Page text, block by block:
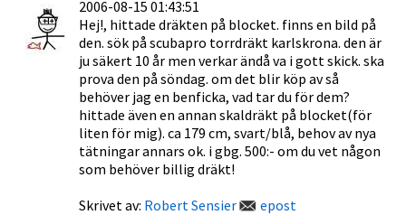
2006-08-15 01:43:51
Hej!, hittade dräkten på blocket. finns en bild på
den. sök på scubapro torrdräkt karlskrona. den är
ju säkert 10 år men verkar ändå va i gott skick. ska
prova den på söndag. om det blir köp av så
behöver jag en benficka, vad tar du för dem?
hittade även en annan skaldräkt på blocket(för
liten för mig). ca 179 cm, svart/blå, behov av nya
tätningar annars ok. i gbg. 500:- om du vet någon
som behöver billig dräkt!
Skrivet av: Robert Sensier epost